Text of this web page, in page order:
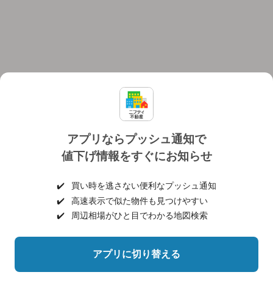
アプリならプッシュ通知で
値下げ情報をすぐにお知らせ
✔️
買い時を逃さない便利なプッシュ通知
✔️
高速表示で似た物件も見つけやすい
✔️
周辺相場がひと目でわかる地図検索
アプリに切り替える
個人情報保護ポリシー 利用規約
ヘルプ・お問い合わせ 採用情報
©NIFTY Lifestyle Co., Ltd.